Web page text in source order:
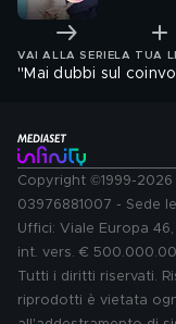
VAI ALLA SERIE LA TUA
"Mai dubbi sul
Copyright ©1999-2026
03976881007 - Sede
Uffici: Viale Europa
int. vers. €
Tutti i diritti riservati.
riprodotti è vietata